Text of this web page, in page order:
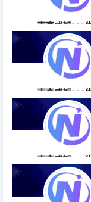
创新SEO优化产品介
SEO
新站SEO优化四部曲-
关键词SEO优化效果-